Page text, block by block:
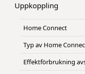
Uppkoppling
Home Connect
Typ av Home
Effektförbrukning